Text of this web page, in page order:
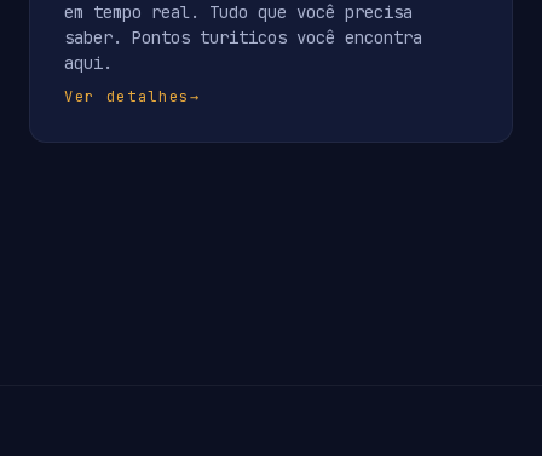
em tempo real. Tudo que você precisa
saber. Pontos turiticos você encontra
aqui.
Ver detalhes→